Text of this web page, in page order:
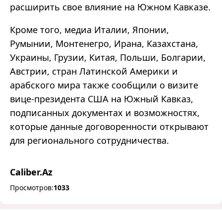
расширить свое влияние на Южном Кавказе.
Кроме того, медиа Италии, Японии,
Румынии, Монтенегро, Ирана, Казахстана,
Украины, Грузии, Китая, Польши, Болгарии,
Австрии, стран Латинской Америки и
арабского мира также сообщили о визите
вице-президента США на Южный Кавказ,
подписанных документах и возможностях,
которые данные договоренности открывают
для регионального сотрудничества.
Caliber.Az
Просмотров:1033